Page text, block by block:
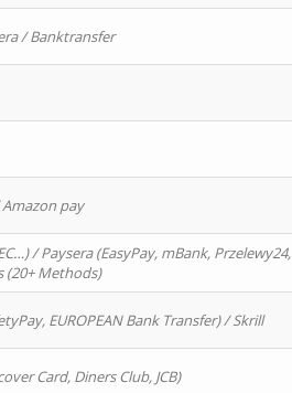
/ Banktransfer
pay
/ Paysera (EasyPay, mBank, Przelewy24,
(20+ Methods)
EUROPEAN Bank Transfer) / Skrill
Card, Diners Club, JCB)